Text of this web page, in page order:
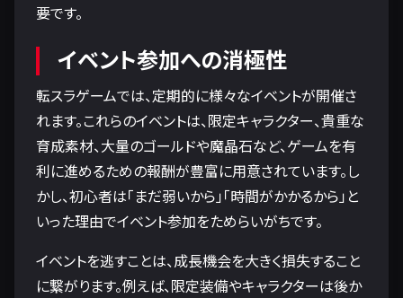
要です。
イベント参加への消極性
転スラゲームでは、定期的に様々なイベントが開催さ
れます。これらのイベントは、限定キャラクター、貴重な
育成素材、大量のゴールドや魔晶石など、ゲームを有
利に進めるための報酬が豊富に用意されています。し
かし、初心者は「まだ弱いから」「時間がかかるから」と
いった理由でイベント参加をためらいがちです。
イベントを逃すことは、成長機会を大きく損失すること
に繋がります。例えば、限定装備やキャラクターは後か